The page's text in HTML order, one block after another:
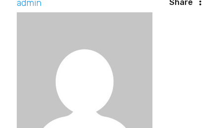
Share
admin